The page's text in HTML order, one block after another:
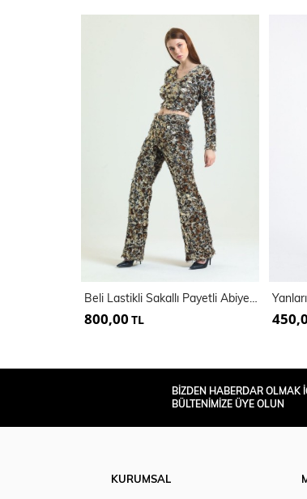
Beli Lastikli Sakallı Payetli Abiye Pantolon | Pnt34671
800,00 TL
BİZDEN HABERDAR OLMAK
BÜLTENİMİZE ÜYE OLUN
KURUMSAL